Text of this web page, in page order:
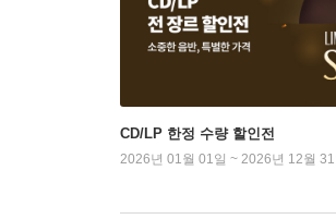
CD/LP 한정 수량 할인전
2026년 01월 01일 ~ 2026년 12월 31